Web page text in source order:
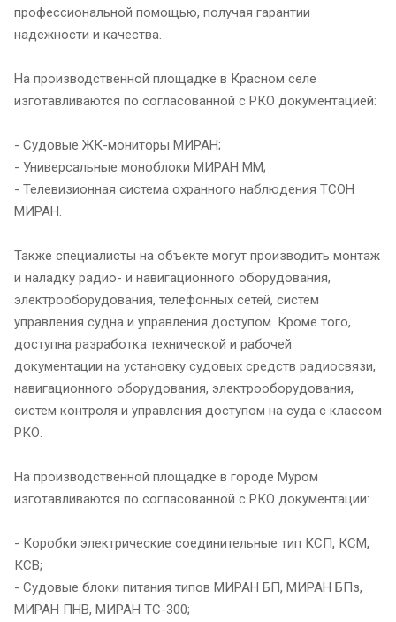
профессиональной помощью, получая гарантии
надежности и качества.
На производственной площадке в Красном селе
изготавливаются по согласованной с РКО документацией:
- Судовые ЖК-мониторы МИРАН;
- Универсальные моноблоки МИРАН ММ;
- Телевизионная система охранного наблюдения ТСОН
МИРАН.
Также специалисты на объекте могут производить монтаж
и наладку радио- и навигационного оборудования,
электрооборудования, телефонных сетей, систем
управления судна и управления доступом. Кроме того,
доступна разработка технической и рабочей
документации на установку судовых средств радиосвязи,
навигационного оборудования, электрооборудования,
систем контроля и управления доступом на суда с классом
РКО.
На производственной площадке в городе Муром
изготавливаются по согласованной с РКО документации:
- Коробки электрические соединительные тип КСП, КСМ,
КСВ;
- Судовые блоки питания типов МИРАН БП, МИРАН БПз,
МИРАН ПНВ, МИРАН ТС-300;